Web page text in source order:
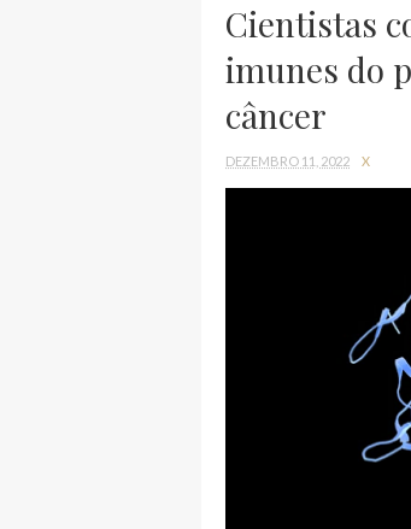
Cientistas
imunes do
câncer
DEZEMBRO 11, 2022 X